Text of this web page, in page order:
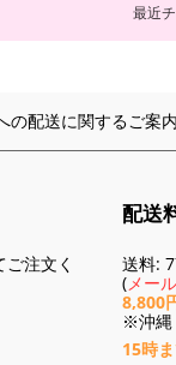
最近
の配送に関するご案
注文く
配送
送料:
( メー
8,800
※沖縄
15時